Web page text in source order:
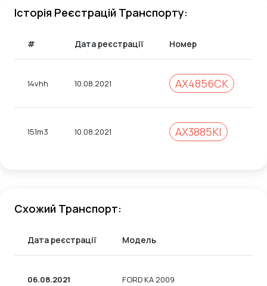
Історія Реєстрацій Транспорту:
# Дата реєстрації Номер
14vhh 10.08.2021 AX4856CK
151m3 10.08.2021 AX3885KI
Схожий Транспорт:
Дата реєстрації Модель
06.08.2021 FORD KA 2009